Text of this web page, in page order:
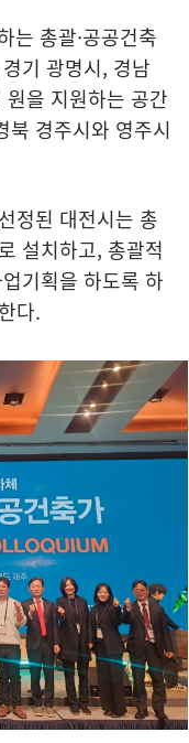
는 총괄·공공건축
기 광명시, 경남
을 지원하는 공간
북 경주시와 영주시
정된 대전시는 총
설치하고, 총괄적
기획을 하도록 하
다.